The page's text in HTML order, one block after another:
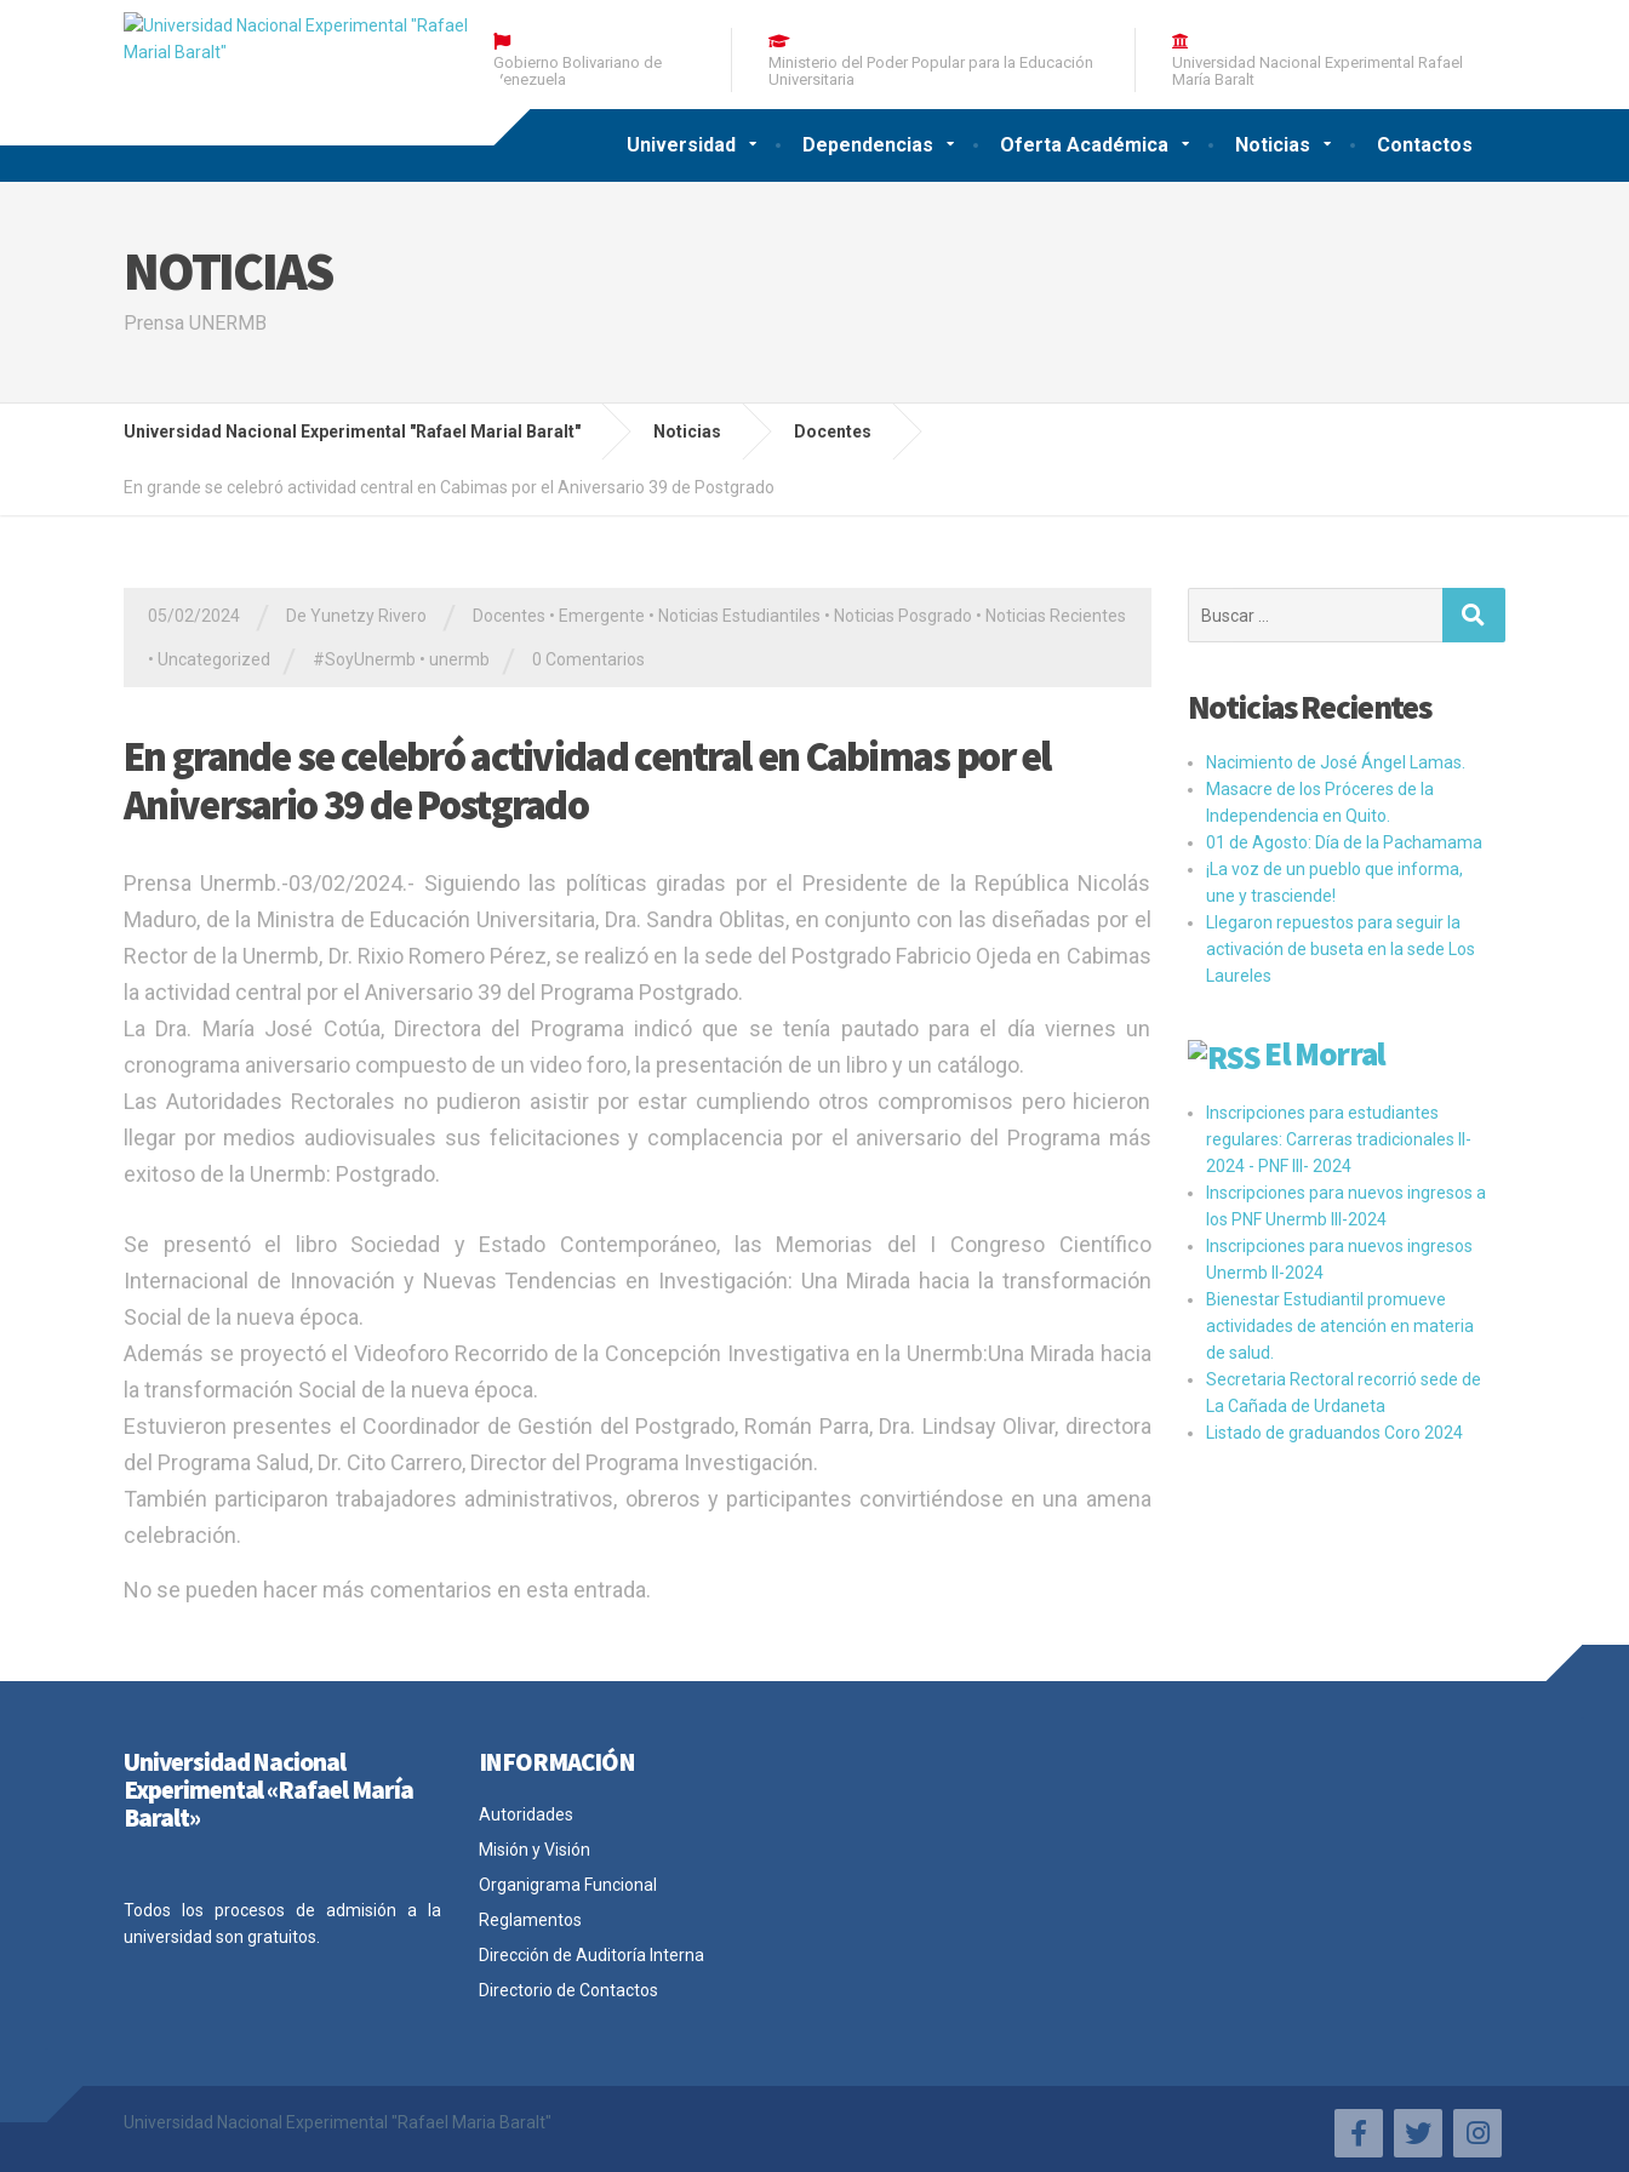
Universidad Dependencias Oferta Académica Noticias Contactos
Gobierno Bolivariano de
Venezuela
Ministerio del Poder Popular para la Educación
Universitaria
Universidad Nacional Experimental Rafael
María Baralt
NOTICIAS
Prensa UNERMB
Universidad Nacional Experimental "Rafael Marial Baralt" Noticias Docentes
En grande se celebró actividad central en Cabimas por el Aniversario 39 de Postgrado
05/02/2024 De Yunetzy Rivero Docentes • Emergente • Noticias Estudiantiles • Noticias Posgrado • Noticias Recientes
• Uncategorized #SoyUnermb • unermb 0 Comentarios
En grande se celebró actividad central en Cabimas por el
Aniversario 39 de Postgrado
Prensa Unermb.-03/02/2024.- Siguiendo las políticas giradas por el Presidente de la República Nicolás
Maduro, de la Ministra de Educación Universitaria, Dra. Sandra Oblitas, en conjunto con las diseñadas por el
Rector de la Unermb, Dr. Rixio Romero Pérez, se realizó en la sede del Postgrado Fabricio Ojeda en Cabimas
la actividad central por el Aniversario 39 del Programa Postgrado.
La Dra. María José Cotúa, Directora del Programa indicó que se tenía pautado para el día viernes un
cronograma aniversario compuesto de un video foro, la presentación de un libro y un catálogo.
Las Autoridades Rectorales no pudieron asistir por estar cumpliendo otros compromisos pero hicieron
llegar por medios audiovisuales sus felicitaciones y complacencia por el aniversario del Programa más
exitoso de la Unermb: Postgrado.
Se presentó el libro Sociedad y Estado Contemporáneo, las Memorias del I Congreso Científico
Internacional de Innovación y Nuevas Tendencias en Investigación: Una Mirada hacia la transformación
Social de la nueva época.
Además se proyectó el Videoforo Recorrido de la Concepción Investigativa en la Unermb:Una Mirada hacia
la transformación Social de la nueva época.
Estuvieron presentes el Coordinador de Gestión del Postgrado, Román Parra, Dra. Lindsay Olivar, directora
del Programa Salud, Dr. Cito Carrero, Director del Programa Investigación.
También participaron trabajadores administrativos, obreros y participantes convirtiéndose en una amena
celebración.
No se pueden hacer más comentarios en esta entrada.
Noticias Recientes
Nacimiento de José Ángel Lamas.
Masacre de los Próceres de la
Independencia en Quito.
01 de Agosto: Día de la Pachamama
¡La voz de un pueblo que informa,
une y trasciende!
Llegaron repuestos para seguir la
activación de buseta en la sede Los
Laureles
El Morral
Inscripciones para estudiantes
regulares: Carreras tradicionales II-
2024 - PNF III- 2024
Inscripciones para nuevos ingresos a
los PNF Unermb III-2024
Inscripciones para nuevos ingresos
Unermb II-2024
Bienestar Estudiantil promueve
actividades de atención en materia
de salud.
Secretaria Rectoral recorrió sede de
La Cañada de Urdaneta
Listado de graduandos Coro 2024
Universidad Nacional
Experimental «Rafael María
Baralt»
Todos los procesos de admisión a la
universidad son gratuitos.
INFORMACIÓN
Autoridades
Misión y Visión
Organigrama Funcional
Reglamentos
Dirección de Auditoría Interna
Directorio de Contactos
Universidad Nacional Experimental "Rafael Maria Baralt"